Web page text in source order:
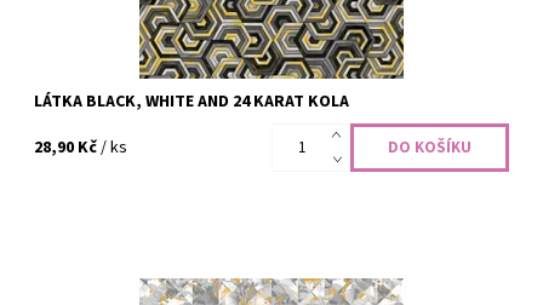
LÁTKA BLACK, WHITE AND 24 KARAT KOLA
28,90 Kč/ ks